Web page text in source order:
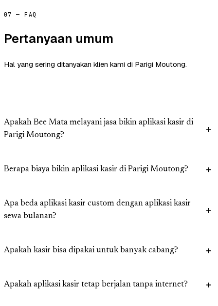
07 — FAQ
Pertanyaan umum
Hal yang sering ditanyakan klien kami di Parigi Moutong.
Apakah Bee Mata melayani jasa bikin aplikasi kasir di
Parigi Moutong?
Berapa biaya bikin aplikasi kasir di Parigi Moutong?
Apa beda aplikasi kasir custom dengan aplikasi kasir
sewa bulanan?
Apakah kasir bisa dipakai untuk banyak cabang?
Apakah aplikasi kasir tetap berjalan tanpa internet?